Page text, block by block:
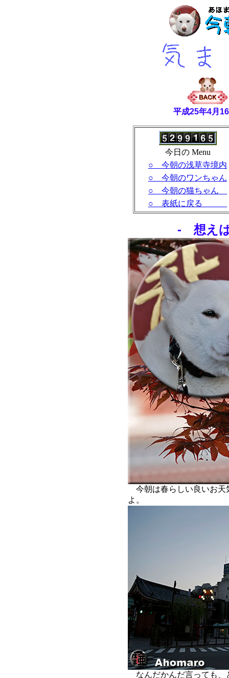
平成25年4月
今日の Menu
○ 今朝の浅草寺境内
○ 今朝のワンちゃん
○ 今朝の猫ちゃん
○ 表紙に戻る
- 想え
今朝は春らしい良いお天
よ。
なんだかんだ言っても、